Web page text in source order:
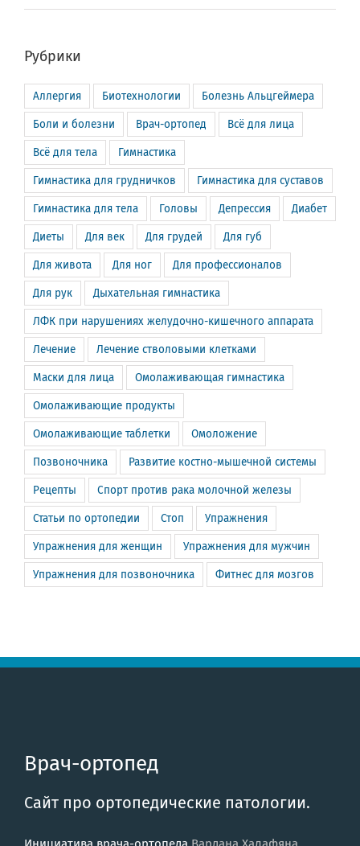
Рубрики
Аллергия Биотехнологии Болезнь Альцгеймера
Боли и болезни Врач-ортопед Всё для лица
Всё для тела Гимнастика
Гимнастика для грудничков Гимнастика для суставов
Гимнастика для тела Головы Депрессия Диабет
Диеты Для век Для грудей Для губ
Для живота Для ног Для профессионалов
Для рук Дыхательная гимнастика
ЛФК при нарушениях желудочно-кишечного аппарата
Лечение Лечение стволовыми клетками
Маски для лица Омолаживающая гимнастика
Омолаживающие продукты
Омолаживающие таблетки Омоложение
Позвоночника Развитие костно-мышечной системы
Рецепты Спорт против рака молочной железы
Статьи по ортопедии Стоп Упражнения
Упражнения для женщин Упражнения для мужчин
Упражнения для позвоночника Фитнес для мозгов
Врач-ортопед
Сайт про ортопедические патологии.